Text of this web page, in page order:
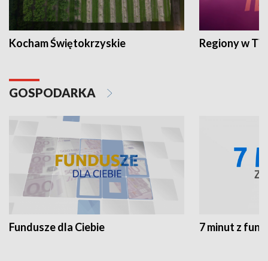
Kocham Świętokrzyskie Regiony w
GOSPODARKA
Fundusze dla Ciebie 7 minut z